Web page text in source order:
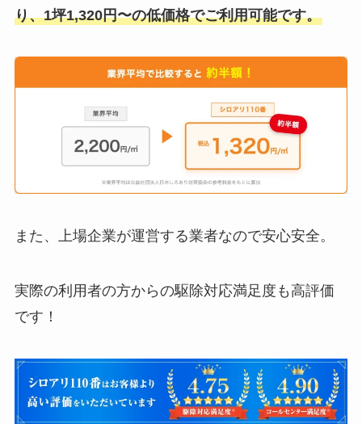
り、1坪1,320円〜の低価格でご利用可能です。
また、上場企業が運営する業者なので安心安全。
実際の利用者の方からの駆除対応満足度も高評価
です！